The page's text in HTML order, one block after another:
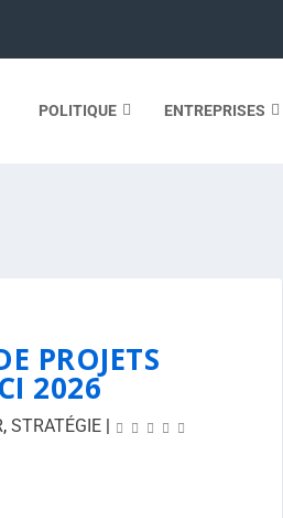
POLITIQUE ENTREPRISES
PROJETS
2026
, STRATÉGIE|